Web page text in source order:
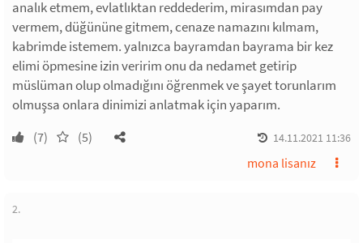
analık etmem, evlatlıktan reddederim, mirasımdan pay
vermem, düğününe gitmem, cenaze namazını kılmam,
kabrimde istemem. yalnızca bayramdan bayrama bir kez
elimi öpmesine izin veririm onu da nedamet getirip
müslüman olup olmadığını öğrenmek ve şayet torunlarım
olmuşsa onlara dinimizi anlatmak için yaparım.
(7) (5) 14.11.2021 11:36
mona lisanız
2.